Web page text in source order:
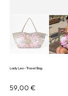
Lady Leo - Travel Bag
Precio
59,00 €